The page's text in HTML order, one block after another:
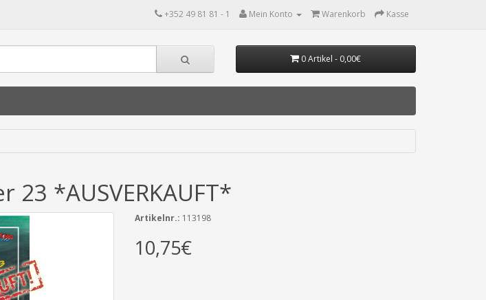
+352 49 81 81 - 1 Mein Konto Warenkorb Kasse
0 Artikel - 0,00€
23 *AUSVERKAUFT*
Artikelnr.: 113198
10,75€